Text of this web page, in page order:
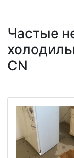
Частые
CN